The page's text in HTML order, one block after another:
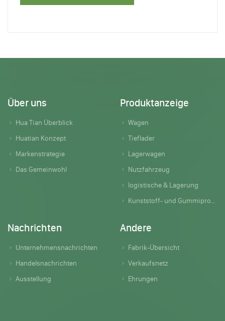
Über uns
Hua Tian Überblick
Huatian Konzept
Markenstrategie
Das Gemeinwohl
Produktanzeige
Wagen
Tieflader
Lagerwagen
Nutzfahrzeug
logistische & Lagerung
Kunststoff- und Gummiprodukte
Nachrichten
Unternehmensnachrichten
Handelsnachrichten
Ausstellung
Andere
Fabrik-Übersicht
Verkaufsnetz
Ehrungen